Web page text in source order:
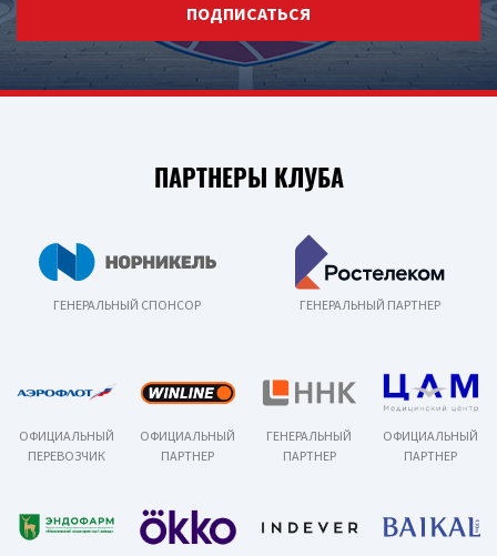
ПОДПИСАТЬСЯ
ПАРТНЕРЫ КЛУБА
ГЕНЕРАЛЬНЫЙ СПОНСОР ГЕНЕРАЛЬНЫЙ ПАРТНЕР
ОФИЦИАЛЬНЫЙ
ПЕРЕВОЗЧИК
ОФИЦИАЛЬНЫЙ
ПАРТНЕР
ГЕНЕРАЛЬНЫЙ
ПАРТНЕР
ОФИЦИАЛЬНЫЙ
ПАРТНЕР